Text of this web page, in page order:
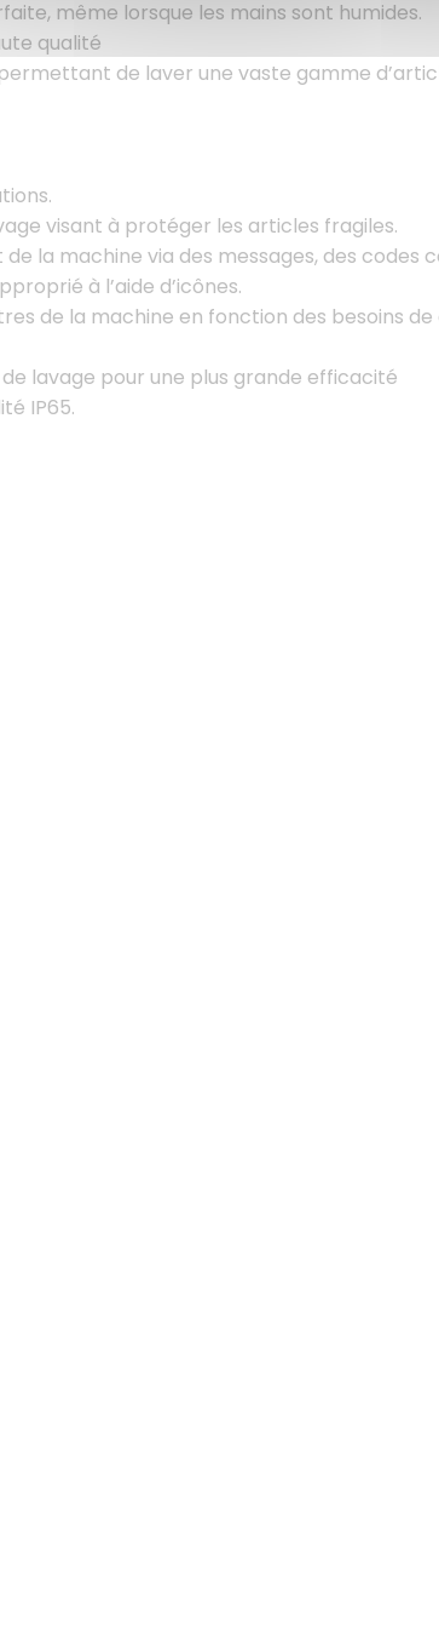
même lorsque les mains sont humides.
qualité
de laver une vaste gamme
visant à protéger les articles fragiles.
la machine via des messages, des codes
à l’aide d’icônes.
de la machine en fonction des besoins
de lavage pour une plus grande efficacité
IP65.